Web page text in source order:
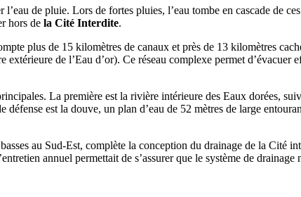
de pluie. Lors de fortes pluies, l’eau tombe en cascade de
hors de la Cité Interdite.
plus de 15 kilomètres de canaux et près de 13 kilomètres
de l’Eau d’or). Ce réseau complexe permet d’évacuer
La première est la rivière intérieure des Eaux dorées,
est la douve, un plan d’eau de 52 mètres de large
au Sud-Est, complète la conception du drainage de la Cité
annuel permettait de s’assurer que le système de